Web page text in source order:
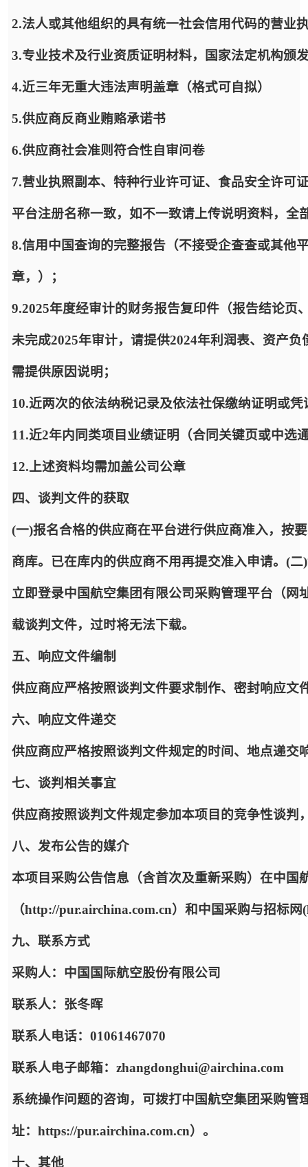
2.法人或其他组织的具有统一社会信用代码的营业
3.专业技术及行业资质证明材料，国家法定机构颁
4.近三年无重大违法声明盖章（格式可自拟）
5.供应商反商业贿赂承诺书
6.供应商社会准则符合性自审问卷
7.营业执照副本、特种行业许可证、食品安全许可
平台注册名称一致，如不一致请上传说明资料，全
8.信用中国查询的完整报告（不接受企查查或其他
章，）；
9.2025年度经审计的财务报告复印件（报告结论
未完成2025年审计，请提供2024年利润表、资产
需提供原因说明；
10.近两次的依法纳税记录及依法社保缴纳证明或
11.近2年内同类项目业绩证明（合同关键页或中选
12.上述资料均需加盖公司公章
四、谈判文件的获取
(一)报名合格的供应商在平台进行供应商准入，按
商库。已在库内的供应商不用再提交准入申请。(
立即登录中国航空集团有限公司采购管理平台（
载谈判文件，过时将无法下载。
五、响应文件编制
供应商应严格按照谈判文件要求制作、密封响应文
六、响应文件递交
供应商应严格按照谈判文件规定的时间、地点递交
七、谈判相关事宜
供应商按照谈判文件规定参加本项目的竞争性谈判
八、发布公告的媒介
本项目采购公告信息（含首次及重新采购）在中国
（http://pur.airchina.com.cn）和中国采购与招标
九、联系方式
采购人：中国国际航空股份有限公司
联系人：张冬晖
联系人电话：01061467070
联系人电子邮箱：zhangdonghui@airchina.com
系统操作问题的咨询，可拨打中国航空集团采购
址：https://pur.airchina.com.cn）。
十、其他